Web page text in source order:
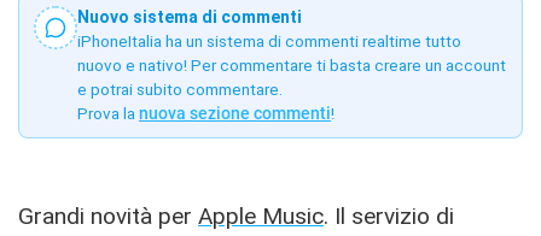
Nuovo sistema di commenti
iPhoneItalia ha un sistema di commenti realtime tutto
nuovo e nativo! Per commentare ti basta creare un account
e potrai subito commentare.
Prova la nuova sezione commenti!
Grandi novità per Apple Music. Il servizio di